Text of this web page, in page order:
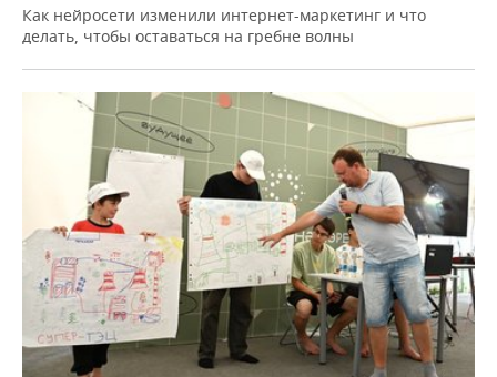
Как нейросети изменили интернет-маркетинг и что
делать, чтобы оставаться на гребне волны